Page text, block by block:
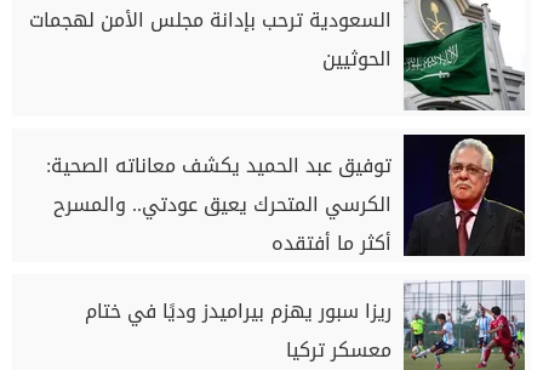
السعودية ترحب بإدانة مجلس الأمن لهجمات
الحوثيين
توفيق عبد الحميد يكشف معاناته الصحية:
الكرسي المتحرك يعيق عودتي.. والمسرح
أكثر ما أفتقده
ريزا سبور يهزم بيراميدز وديًا في ختام
معسكر تركيا